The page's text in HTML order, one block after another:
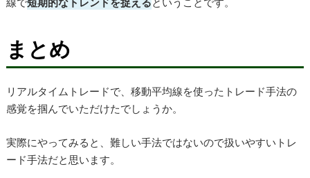
まとめ
リアルタイムトレードで、移動平均線を使ったトレード手法の
感覚を掴んでいただけたでしょうか。
実際にやってみると、難しい手法ではないので扱いやすいトレ
ード手法だと思います。